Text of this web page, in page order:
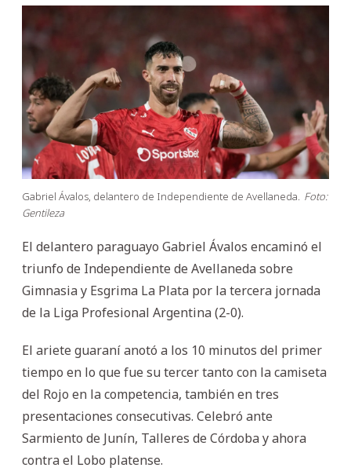
Gabriel Ávalos, delantero de Independiente de Avellaneda. Foto:
Gentileza
El delantero paraguayo Gabriel Ávalos encaminó el
triunfo de Independiente de Avellaneda sobre
Gimnasia y Esgrima La Plata por la tercera jornada
de la Liga Profesional Argentina (2-0).
El ariete guaraní anotó a los 10 minutos del primer
tiempo en lo que fue su tercer tanto con la camiseta
del Rojo en la competencia, también en tres
presentaciones consecutivas. Celebró ante
Sarmiento de Junín, Talleres de Córdoba y ahora
contra el Lobo platense.